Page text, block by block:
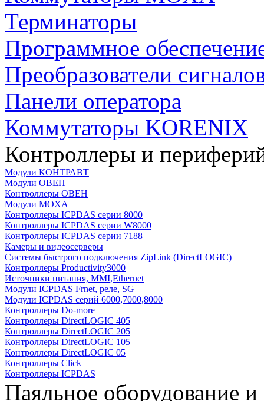
Терминаторы
Программное
Преобразователи
Панели оператора
Коммутаторы KORENIX
Контроллеры и
Модули КОНТРАВТ
Модули ОВЕН
Контроллеры ОВЕН
Модули MOXA
Контроллеры ICPDAS серии 8000
Контроллеры ICPDAS серии W8000
Контроллеры ICPDAS серии 7188
Камеры и видеосерверы
Системы быстрого подключения ZipLink (DirectLOGIC)
Контроллеры Productivity3000
Источники питания, MMI,Ethernet
Модули ICPDAS Frnet, реле, SG
Модули ICPDAS серий 6000,7000,8000
Контроллеры Do-more
Контроллеры DirectLOGIC 405
Контроллеры DirectLOGIC 205
Контроллеры DirectLOGIC 105
Контроллеры DirectLOGIC 05
Контроллеры Click
Контроллеры ICPDAS
Паяльное оборудование